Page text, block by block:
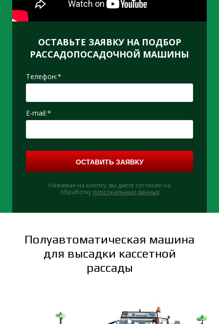
Д
Е
ОСТАВЬТЕ ЗАЯВКУ НА ПОДБОР
РАССАДОПОСАДОЧНОЙ МАШИНЫ
Телефон:*
E-mail:*
ОСТАВИТЬ ЗАЯВКУ
Нажимая на кнопку, вы даете согласие на
обработку персональных данных
Полуавтоматическая машина
для высадки кассетной
рассады